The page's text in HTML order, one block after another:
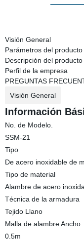
Visión General
Parámetros del producto
Descripción del producto
Perfil de la empresa
PREGUNTAS
Visión General
Información
No. de Modelo.
SSM-21
Tipo
De acero inoxidable de
Tipo de material
Alambre de acero
Técnica de la armadura
Tejido Llano
Malla de alambre Ancho
0.5m